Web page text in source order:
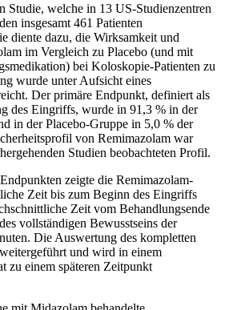
Studie, welche in 13 US-Studienzentren
insgesamt 461 Patienten
diente dazu, die Wirksamkeit und
im Vergleich zu Placebo (und mit
bei Koloskopie-Patienten zu
wurde unter Aufsicht eines
Der primäre Endpunkt, definiert als
des Eingriffs, wurde in 91,3 % in der
in der Placebo-Gruppe in 5,0 % der
von Remimazolam war
Studien beobachteten Profil.
zeigte die Remimazolam-
Zeit bis zum Beginn des Eingriffs
Zeit vom Behandlungsende
vollständigen Bewusstseins der
Die Auswertung des kompletten
und wird in einem
zu einem späteren Zeitpunkt